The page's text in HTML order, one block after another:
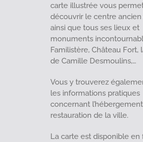
carte illustrée vous
découvrir le centre ancien
ainsi que tous ses lieux et
monuments
Familistère, Château Fort,
de Camille Desmoulins,…
Vous y trouverez
les informations pratiques
concernant
restauration de la ville.
La carte est disponible en